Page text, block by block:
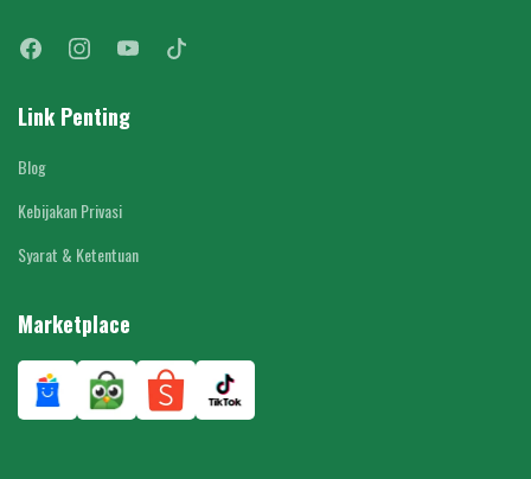
Link Penting
Blog
Kebijakan Privasi
Syarat & Ketentuan
Marketplace